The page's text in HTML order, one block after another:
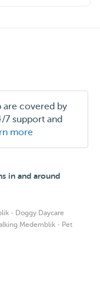
are covered by
support and
more
in and around
· Doggy Daycare
Medemblik · Pet